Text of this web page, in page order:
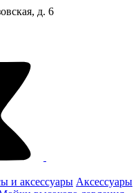
д. 6
и аксессуары Аксессуары